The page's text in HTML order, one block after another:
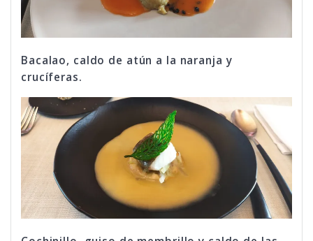
Bacalao, caldo de atún a la naranja y
crucíferas.